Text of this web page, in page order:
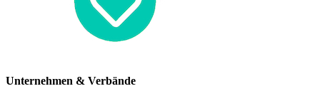
Unternehmen & Verbände